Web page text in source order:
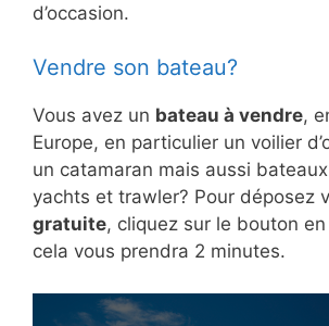
d’occasion.
Vendre son bateau?
Vous avez un bateau à vendre,
Europe, en particulier un voilier
un catamaran mais aussi
yachts et trawler? Pour déposez
gratuite, cliquez sur le bouton
cela vous prendra 2 minutes.